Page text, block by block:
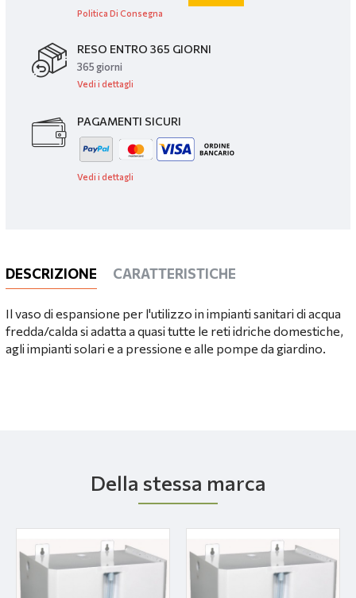
Politica Di Consegna
RESO ENTRO 365 GIORNI
365 giorni
Vedi i dettagli
PAGAMENTI SICURI
Vedi i dettagli
DESCRIZIONE CARATTERISTICHE
Il vaso di espansione per l'utilizzo in impianti sanitari di acqua
fredda/calda si adatta a quasi tutte le reti idriche domestiche,
agli impianti solari e a pressione e alle pompe da giardino.
Della stessa marca